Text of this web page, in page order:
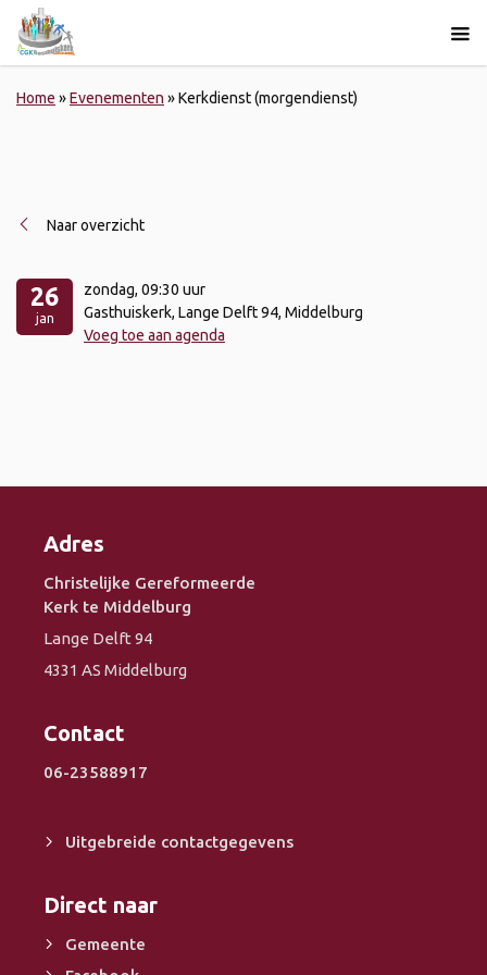
Home »Evenementen »Kerkdienst (morgendienst)
Naar overzicht
26
jan
zondag, 09:30 uur
Gasthuiskerk, Lange Delft 94, Middelburg
Voeg toe aan agenda
Adres
Christelijke Gereformeerde
Kerk te Middelburg
Lange Delft 94
4331 AS Middelburg
Contact
06-23588917
Uitgebreide contactgegevens
Direct naar
Gemeente